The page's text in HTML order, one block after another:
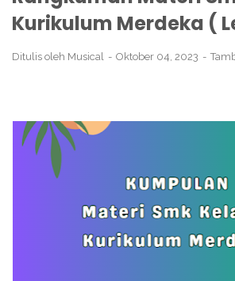
Kurikulum Merdeka (
Ditulis oleh Musical Oktober 04, 2023